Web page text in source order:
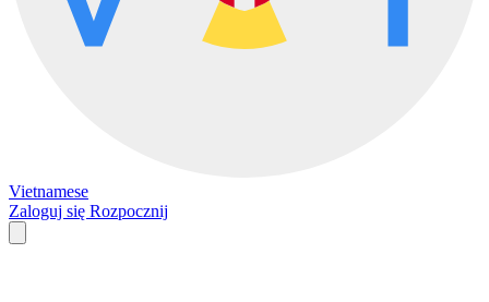
Vietnamese
Zaloguj się Rozpocznij